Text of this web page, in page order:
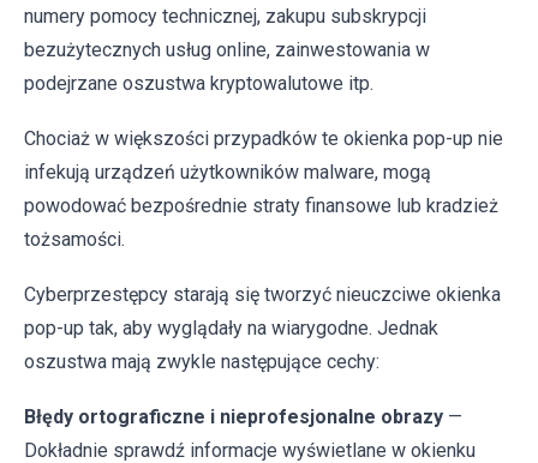
numery pomocy technicznej, zakupu subskrypcji
bezużytecznych usług online, zainwestowania w
podejrzane oszustwa kryptowalutowe itp.
Chociaż w większości przypadków te okienka pop-up nie
infekują urządzeń użytkowników malware, mogą
powodować bezpośrednie straty finansowe lub kradzież
tożsamości.
Cyberprzestępcy starają się tworzyć nieuczciwe okienka
pop-up tak, aby wyglądały na wiarygodne. Jednak
oszustwa mają zwykle następujące cechy:
Błędy ortograficzne i nieprofesjonalne obrazy —
Dokładnie sprawdź informacje wyświetlane w okienku